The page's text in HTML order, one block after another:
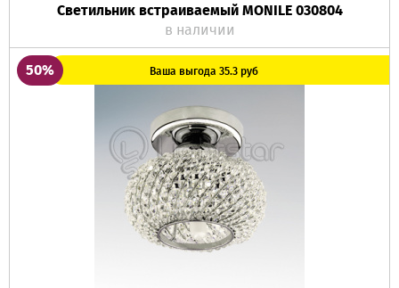
Светильник встраиваемый MONILE 030804
в наличии
50% Ваша выгода 35.3 руб